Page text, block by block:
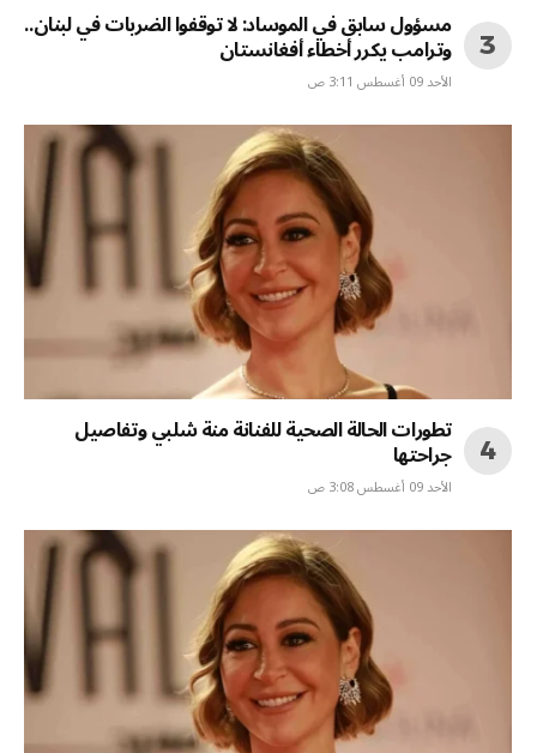
مسؤول سابق في الموساد: لا توقفوا الضربات في لبنان..
وترامب يكرر أخطاء أفغانستان
الأحد 09 أغسطس 3:11 ص
تطورات الحالة الصحية للفنانة منة شلبي وتفاصيل
جراحتها
الأحد 09 أغسطس 3:08 ص